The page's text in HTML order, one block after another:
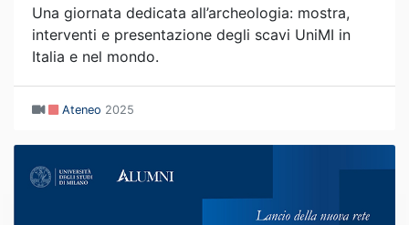
Una giornata dedicata all’archeologia: mostra,
interventi e presentazione degli scavi UniMI in
Italia e nel mondo.
Ateneo 2025